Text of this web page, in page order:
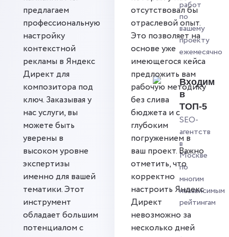
работ
по
вашему
проекту
ежемесячно
Входим
в
ТОП-5
SEO-
агентств
в
Москве
по
многим
независимым
рейтингам
предлагаем
профессиональную
настройку
контекстной
рекламы в Яндекс
Директ для
композитора под
ключ. Заказывая у
нас услуги, вы
можете быть
уверены в
высоком уровне
экспертизы
именно для вашей
тематики. Этот
инструмент
обладает большим
потенциалом с
отсутствовал бы
отраслевой опыт.
Это позволяет на
основе уже
имеющегося кейса
предложить вам
рабочую методику
без слива
бюджета и с
глубоким
погружением в
ваш проект. Важно
отметить, что
корректно
настроить Яндекс
Директ
невозможно за
несколько дней